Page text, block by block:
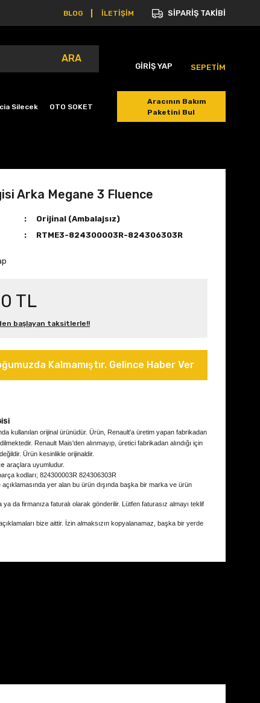
BLOG İLETİŞİM SİPARİŞ TAKİBİ
ARA
GİRİŞ YAP SEPETİM
Silecek OTO SOKET
Aracının Bakım
Paketini Bul
Arka Megane 3 Fluence
Orijinal (Ambalajsız)
RTME3-824300003R-824306303R
TL
başlayan taksitlerle!!
Kalmamıştır. Gelince Haber Ver
kullanılan orijinal ürünüdür. Ürün, Renault'a üretim yapan fabrikadan
Renault Mais'den alınmayıp, üretici fabrikadan alındığı için
Ürün kesinlikle orijinaldir.
araçlara uyumludur.
kodları; 824300003R 824306303R
yer alan bu ürün dışında başka bir marka ve ürün
ya da firmanıza faturalı olarak gönderilir. Lütfen faturasız almayı teklif
bize aittir. İzin almaksızın kopyalanamaz, başka bir yerde